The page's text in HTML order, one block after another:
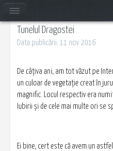
Tunelul Dragostei
Data publicării: 11 nov 2016
De câţiva ani, am tot văzut pe
un culoar de vegetaţie creat în
magnific. Locul respectiv era
Iubirii şi de cele mai multe ori se
Ei bine, cert este că avem un